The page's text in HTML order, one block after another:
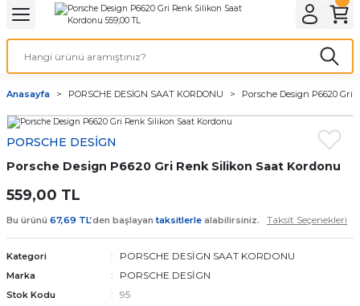
Geri Dön
& ELEKTİRİK AYDINLATMA & ELEKTRİK
Geri Dön
ve Cihaz Pilleri
ÇEŞİTLERİ
Geri Dön
Geri Dön
Kordon Çeşitleri
Kordonları
saat kordonu
Kordonları
Anasayfa PORSCHE DESİGN SAAT KORDONU Porsche Design P6620 Gri
PORSCHE DESİGN
Porsche Design P6620 Gri Renk Silikon Saat Kordonu
559,00 TL
Bu ürünü 67,69 TL’den başlayantaksitlerle alabilirsiniz. Taksit Seçenekleri
Kategori PORSCHE DESİGN SAAT KORDONU
Marka PORSCHE DESİGN
Stok Kodu 95